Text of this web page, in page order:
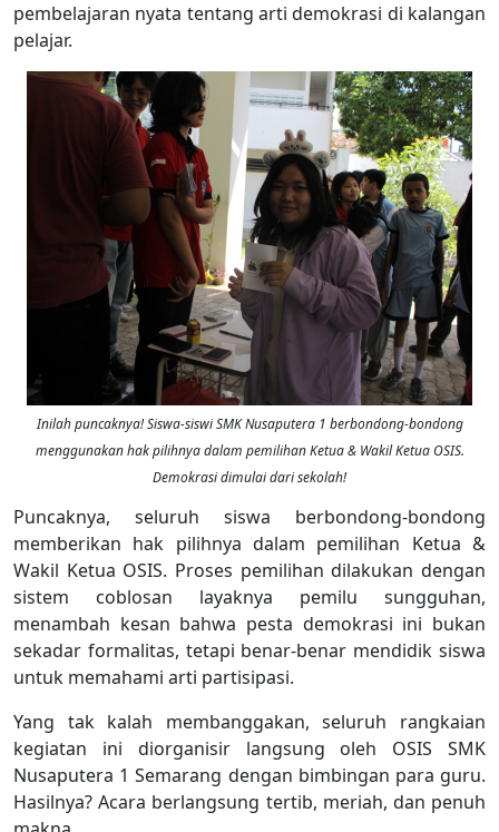
pembelajaran nyata tentang arti demokrasi di kalangan
pelajar.
Inilah puncaknya! Siswa-siswi SMK Nusaputera 1 berbondong-bondong
menggunakan hak pilihnya dalam pemilihan Ketua & Wakil Ketua OSIS.
Demokrasi dimulai dari sekolah!
Puncaknya, seluruh siswa berbondong-bondong
memberikan hak pilihnya dalam pemilihan Ketua &
Wakil Ketua OSIS. Proses pemilihan dilakukan dengan
sistem coblosan layaknya pemilu sungguhan,
menambah kesan bahwa pesta demokrasi ini bukan
sekadar formalitas, tetapi benar-benar mendidik siswa
untuk memahami arti partisipasi.
Yang tak kalah membanggakan, seluruh rangkaian
kegiatan ini diorganisir langsung oleh OSIS SMK
Nusaputera 1 Semarang dengan bimbingan para guru.
Hasilnya? Acara berlangsung tertib, meriah, dan penuh